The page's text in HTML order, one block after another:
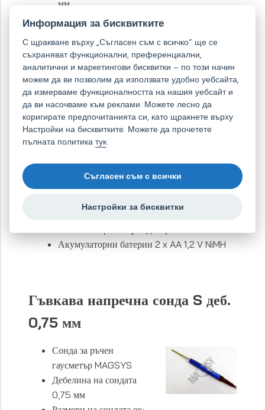
мм
Тегло на гаусметър: ок. 250 г (вкл.
Свързване: USB; вкл. софтуер за лесно
съхраняване на данни в компютър
Точност: ±0.5 % до 1,5 T и ±1 % от 1,5 T;
Peak (най-висока измерена стойност) ±2
%
Съдържание на опаковката
Напречна сонда N деб. 1,35 мм
50/60 Hz; 0,3 A
Акумулаторни батерии 2 x AA 1,2 V NiMH
Гъвкава напречна сонда S деб.
0,75 мм
Сонда за ръчен
гаусметър MAGSYS
Дебелина на сондата
0,75 мм
Информация за бисквитките
С щракване върху „Съгласен съм с всичко“ ще се
съхраняват функционални, преференциални,
аналитични и маркетингови бисквитки – по този начин
можем да ви позволим да използвате удобно уебсайта,
да измерваме функционалността на нашия уебсайт и
да ви насочваме към реклами. Можете лесно да
коригирате предпочитанията си, като щракнете върху
Настройки на бисквитките. Можете да прочетете
пълната политикатук.
Съгласен съм с всички
Настройки за бисквитки